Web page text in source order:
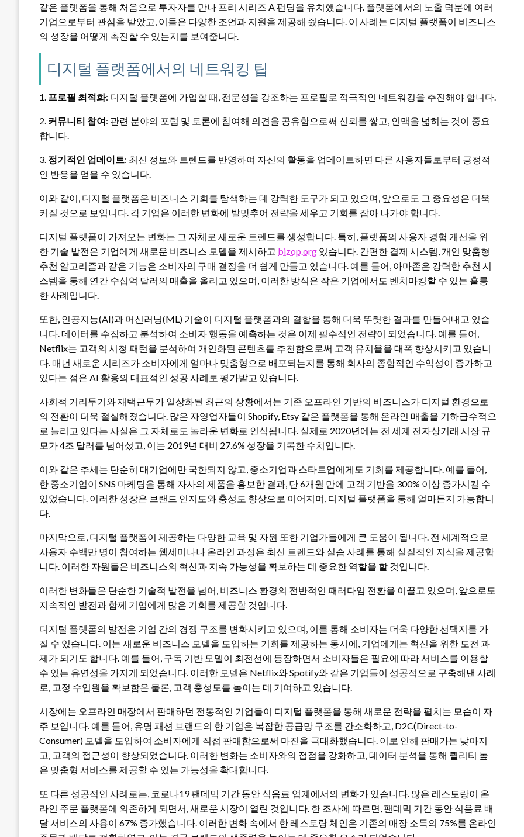
같은 플랫폼을 통해 처음으로 투자자를 만나 프리 시리즈 A 펀딩을 유치했습니다. 플랫폼에서의 노출 덕분에 여러
기업으로부터 관심을 받았고, 이들은 다양한 조언과 지원을 제공해 줬습니다. 이 사례는 디지털 플랫폼이 비즈니스
의 성장을 어떻게 촉진할 수 있는지를 보여줍니다.
디지털 플랫폼에서의 네트워킹 팁
1. 프로필 최적화: 디지털 플랫폼에 가입할 때, 전문성을 강조하는 프로필로 적극적인 네트워킹을 추진해야 합니다.
2. 커뮤니티 참여: 관련 분야의 포럼 및 토론에 참여해 의견을 공유함으로써 신뢰를 쌓고, 인맥을 넓히는 것이 중요
합니다.
3. 정기적인 업데이트: 최신 정보와 트렌드를 반영하여 자신의 활동을 업데이트하면 다른 사용자들로부터 긍정적
인 반응을 얻을 수 있습니다.
이와 같이, 디지털 플랫폼은 비즈니스 기회를 탐색하는 데 강력한 도구가 되고 있으며, 앞으로도 그 중요성은 더욱
커질 것으로 보입니다. 각 기업은 이러한 변화에 발맞추어 전략을 세우고 기회를 잡아 나가야 합니다.
디지털 플랫폼이 가져오는 변화는 그 자체로 새로운 트렌드를 생성합니다. 특히, 플랫폼의 사용자 경험 개선을 위
한 기술 발전은 기업에게 새로운 비즈니스 모델을 제시하고 bizop.org 있습니다. 간편한 결제 시스템, 개인 맞춤형
추천 알고리즘과 같은 기능은 소비자의 구매 결정을 더 쉽게 만들고 있습니다. 예를 들어, 아마존은 강력한 추천 시
스템을 통해 연간 수십억 달러의 매출을 올리고 있으며, 이러한 방식은 작은 기업에서도 벤치마킹할 수 있는 훌륭
한 사례입니다.
또한, 인공지능(AI)과 머신러닝(ML) 기술이 디지털 플랫폼과의 결합을 통해 더욱 뚜렷한 결과를 만들어내고 있습
니다. 데이터를 수집하고 분석하여 소비자 행동을 예측하는 것은 이제 필수적인 전략이 되었습니다. 예를 들어,
Netflix는 고객의 시청 패턴을 분석하여 개인화된 콘텐츠를 추천함으로써 고객 유치율을 대폭 향상시키고 있습니
다. 매년 새로운 시리즈가 소비자에게 얼마나 맞춤형으로 배포되는지를 통해 회사의 종합적인 수익성이 증가하고
있다는 점은 AI 활용의 대표적인 성공 사례로 평가받고 있습니다.
사회적 거리두기와 재택근무가 일상화된 최근의 상황에서는 기존 오프라인 기반의 비즈니스가 디지털 환경으로
의 전환이 더욱 절실해졌습니다. 많은 자영업자들이 Shopify, Etsy 같은 플랫폼을 통해 온라인 매출을 기하급수적으
로 늘리고 있다는 사실은 그 자체로도 놀라운 변화로 인식됩니다. 실제로 2020년에는 전 세계 전자상거래 시장 규
모가 4조 달러를 넘어섰고, 이는 2019년 대비 27.6% 성장을 기록한 수치입니다.
이와 같은 추세는 단순히 대기업에만 국한되지 않고, 중소기업과 스타트업에게도 기회를 제공합니다. 예를 들어,
한 중소기업이 SNS 마케팅을 통해 자사의 제품을 홍보한 결과, 단 6개월 만에 고객 기반을 300% 이상 증가시킬 수
있었습니다. 이러한 성장은 브랜드 인지도와 충성도 향상으로 이어지며, 디지털 플랫폼을 통해 얼마든지 가능합니
다.
마지막으로, 디지털 플랫폼이 제공하는 다양한 교육 및 자원 또한 기업가들에게 큰 도움이 됩니다. 전 세계적으로
사용자 수백만 명이 참여하는 웹세미나나 온라인 과정은 최신 트렌드와 실습 사례를 통해 실질적인 지식을 제공합
니다. 이러한 자원들은 비즈니스의 혁신과 지속 가능성을 확보하는 데 중요한 역할을 할 것입니다.
이러한 변화들은 단순한 기술적 발전을 넘어, 비즈니스 환경의 전반적인 패러다임 전환을 이끌고 있으며, 앞으로도
지속적인 발전과 함께 기업에게 많은 기회를 제공할 것입니다.
디지털 플랫폼의 발전은 기업 간의 경쟁 구조를 변화시키고 있으며, 이를 통해 소비자는 더욱 다양한 선택지를 가
질 수 있습니다. 이는 새로운 비즈니스 모델을 도입하는 기회를 제공하는 동시에, 기업에게는 혁신을 위한 도전 과
제가 되기도 합니다. 예를 들어, 구독 기반 모델이 최전선에 등장하면서 소비자들은 필요에 따라 서비스를 이용할
수 있는 유연성을 가지게 되었습니다. 이러한 모델은 Netflix와 Spotify와 같은 기업들이 성공적으로 구축해낸 사례
로, 고정 수입원을 확보함은 물론, 고객 충성도를 높이는 데 기여하고 있습니다.
시장에는 오프라인 매장에서 판매하던 전통적인 기업들이 디지털 플랫폼을 통해 새로운 전략을 펼치는 모습이 자
주 보입니다. 예를 들어, 유명 패션 브랜드의 한 기업은 복잡한 공급망 구조를 간소화하고, D2C(Direct-to-
Consumer) 모델을 도입하여 소비자에게 직접 판매함으로써 마진을 극대화했습니다. 이로 인해 판매가는 낮아지
고, 고객의 접근성이 향상되었습니다. 이러한 변화는 소비자와의 접점을 강화하고, 데이터 분석을 통해 퀄리티 높
은 맞춤형 서비스를 제공할 수 있는 가능성을 확대합니다.
또 다른 성공적인 사례로는, 코로나19 팬데믹 기간 동안 식음료 업계에서의 변화가 있습니다. 많은 레스토랑이 온
라인 주문 플랫폼에 의존하게 되면서, 새로운 시장이 열린 것입니다. 한 조사에 따르면, 팬데믹 기간 동안 식음료 배
달 서비스의 사용이 67% 증가했습니다. 이러한 변화 속에서 한 레스토랑 체인은 기존의 매장 소득의 75%를 온라인